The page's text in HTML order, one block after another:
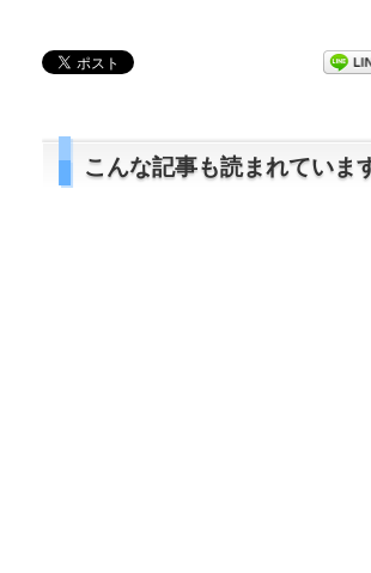
こんな記事も読まれていま